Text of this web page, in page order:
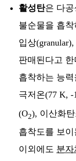
활성탄은 다공
불순물을 흡
입상
판매된다고
흡착하는 능
극저온(77 K,
(O2), 이산화
흡착도를 보
이외에도 분자